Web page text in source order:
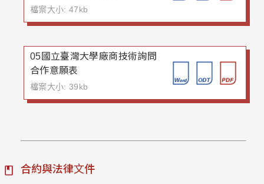
檔案大小: 47kb
05國立臺灣大學廠商技術詢問
合作意願表
檔案大小: 39kb
合約與法律文件